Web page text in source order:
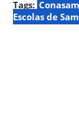
Tags:
Escolas de